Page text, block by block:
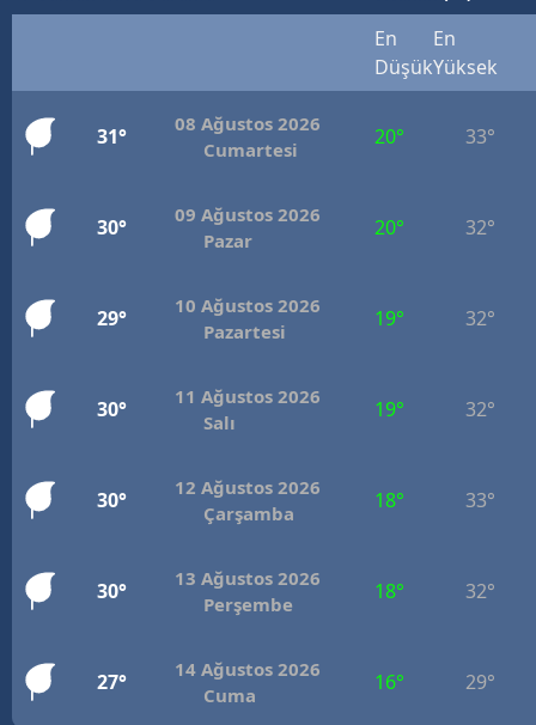
En
Düşük
En
Yüksek
31°
08 Ağustos 2026
Cumartesi
20° 33°
30°
09 Ağustos 2026
Pazar
20° 32°
29°
10 Ağustos 2026
Pazartesi
19° 32°
30°
11 Ağustos 2026
Salı
19° 32°
30°
12 Ağustos 2026
Çarşamba
18° 33°
30°
13 Ağustos 2026
Perşembe
18° 32°
27°
14 Ağustos 2026
Cuma
16° 29°